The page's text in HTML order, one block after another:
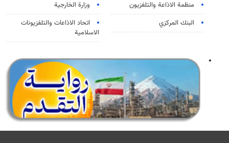
منظمة الاذاعة والتلفزیون
وزارة الخارجية
البنك المركزي
اتحاد الاذاعات والتلفزيونات
الاسلامية